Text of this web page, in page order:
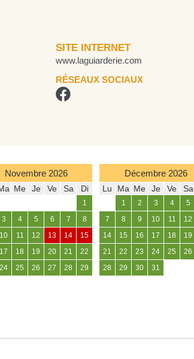
SITE INTERNET
www.laguiarderie.com
RÉSEAUX SOCIAUX
Novembre 2026
Me Je Ve Sa Di
1
3 4 5 6 7 8
10 11 12 13 14 15
17 18 19 20 21 22
24 25 26 27 28 29
Décembre 2026
Lu Ma Me Je Ve Sa
1 2 3 4 5
7 8 9 10 11 12
14 15 16 17 18 19
21 22 23 24 25 26
28 29 30 31